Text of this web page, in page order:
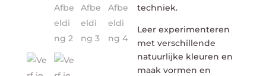
techniek.
Leer experimenteren
met verschillende
natuurlijke kleuren en
maak vormen en